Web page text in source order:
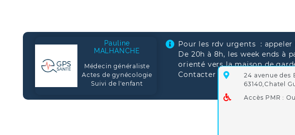
Pauline
MALHANCHE
Médecin généraliste
Actes de gynécologie
Suivi de l'enfant
Pour les rdv urgents : appeler
De 20h à 8h, les week ends à
orienté vers la maison de
Contacter le 15 pour toute
24 avenue des
63140,Chatel
Accès PMR :